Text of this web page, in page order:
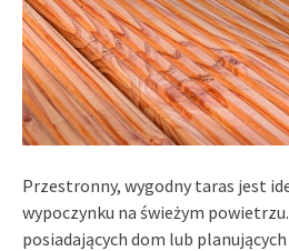
Przestronny, wygodny taras jest
wypoczynku na świeżym
posiadających dom lub